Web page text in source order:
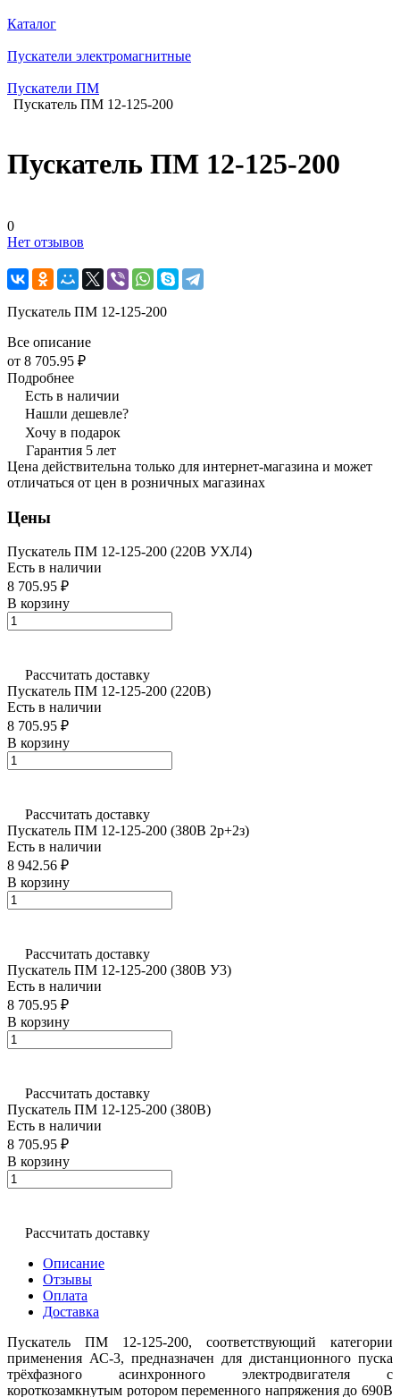
Каталог
Пускатели электромагнитные
Пускатели ПМ
Пускатель ПМ 12-125-200
Пускатель ПМ 12-125-200
0
Нет отзывов
Пускатель ПМ 12-125-200
Все описание
от 8 705.95 ₽
Подробнее
Есть в наличии
Нашли дешевле?
Хочу в подарок
Гарантия 5 лет
Цена действительна только для интернет-магазина и может
отличаться от цен в розничных магазинах
Цены
Пускатель ПМ 12-125-200 (220В УХЛ4)
Есть в наличии
8 705.95 ₽
В корзину
Рассчитать доставку
Пускатель ПМ 12-125-200 (220В)
Есть в наличии
8 705.95 ₽
В корзину
Рассчитать доставку
Пускатель ПМ 12-125-200 (380В 2р+2з)
Есть в наличии
8 942.56 ₽
В корзину
Рассчитать доставку
Пускатель ПМ 12-125-200 (380В У3)
Есть в наличии
8 705.95 ₽
В корзину
Рассчитать доставку
Пускатель ПМ 12-125-200 (380В)
Есть в наличии
8 705.95 ₽
В корзину
Рассчитать доставку
Описание
Отзывы
Оплата
Доставка
Пускатель ПМ 12-125-200, соответствующий категории
применения АС-3, предназначен для дистанционного пуска
трёхфазного асинхронного электродвигателя с
короткозамкнутым ротором переменного напряжения до 690В